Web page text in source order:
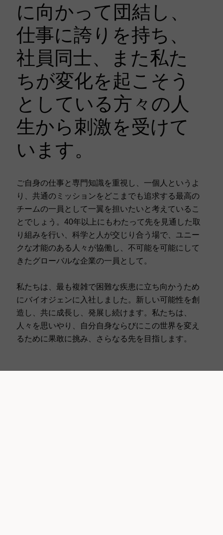
に向かって団結し、
仕事に誇りを持ち、
社員同士、また私た
ちが変化を起こそう
としている方々の人
生から刺激を受けて
います。
ご自身の仕事と専門知識を重視し、一個人というよ
り、共通のミッションをどこまでも追求する最高の
チームの一員として一翼を担いたいと考えているこ
とでしょう。40年以上にもわたって先を見通した取
り組みを行い、科学と人が交じり合う場で、ユニー
クな才能のある人々が協働し、不可能を可能にして
きたグローバルな企業の一員として。
私たちは、最も複雑で困難な疾患に立ち向かうため
にバイオジェンに入社しました。新しい可能性を創
造し、共に成長し、発展し続けます。私たちは、
人々を思いやり、自分自身ならびにこの世界を変え
るために果敢に挑み、さらなる先を目指します。